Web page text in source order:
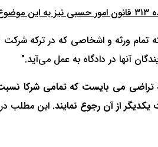
است:
تمام ورثه و اشخاصی که در ترکه شرکت
آنها در دادگاه به عمل می‌آید."
تراضی می بایست که تمامی شرکا نسبت
از آن رجوع نمایند. این مطلب در ماده ٥٩٩ قانون مدنی